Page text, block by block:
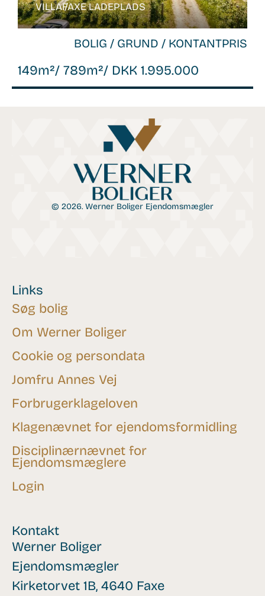
VILLA /FAXE LADEPLADS
BOLIG / GRUND / KONTANTPRIS
149m²/ 789m²/ DKK 1.995.000
© 2026. Werner Boliger Ejendomsmægler
Kontakt
Werner Boliger
Ejendomsmægler
Kirketorvet 1B, 4640 Faxe
Links
Søg bolig
Om Werner Boliger
Cookie og persondata
Jomfru Annes Vej
Forbrugerklageloven
Klagenævnet for ejendomsformidling
Disciplinærnævnet for
Ejendomsmæglere
Login